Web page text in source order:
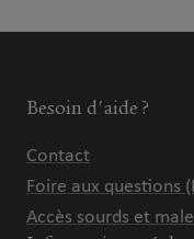
Besoin d'aide ?
Contact
Foire aux questions
Accès sourds et